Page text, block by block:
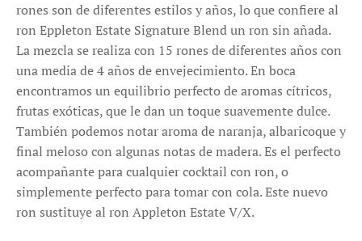
rones son de diferentes estilos y años, lo que confiere al
ron Eppleton Estate Signature Blend un ron sin añada.
La mezcla se realiza con 15 rones de diferentes años con
una media de 4 años de envejecimiento. En boca
encontramos un equilibrio perfecto de aromas cítricos,
frutas exóticas, que le dan un toque suavemente dulce.
También podemos notar aroma de naranja, albaricoque y
final meloso con algunas notas de madera. Es el perfecto
acompañante para cualquier cocktail con ron, o
simplemente perfecto para tomar con cola. Este nuevo
ron sustituye al ron Appleton Estate V/X.